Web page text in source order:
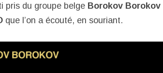
pris du groupe belge Borokov Borokov
que l’on a écouté, en souriant.